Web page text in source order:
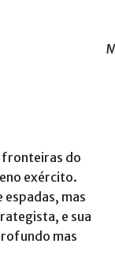
fronteiras do
exército.
espadas, mas
e sua
mas